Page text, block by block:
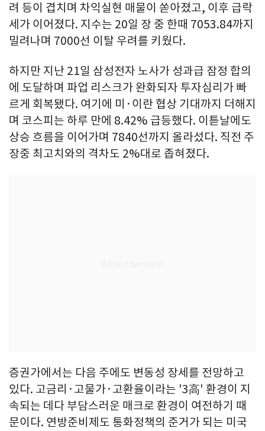
려 등이 겹치며 차익실현 매물이 쏟아졌고, 이후 급락
세가 이어졌다. 지수는 20일 장 중 한때 7053.84까지
밀려나며 7000선 이탈 우려를 키웠다.
하지만 지난 21일 삼성전자 노사가 성과급 잠정 합의
에 도달하며 파업 리스크가 완화되자 투자심리가 빠
르게 회복됐다. 여기에 미·이란 협상 기대까지 더해지
며 코스피는 하루 만에 8.42% 급등했다. 이튿날에도
상승 흐름을 이어가며 7840선까지 올라섰다. 직전 주
장중 최고치와의 격차도 2%대로 좁혀졌다.
증권가에서는 다음 주에도 변동성 장세를 전망하고
있다. 고금리·고물가·고환율이라는 '3高' 환경이 지
속되는 데다 부담스러운 매크로 환경이 여전하기 때
문이다. 연방준비제도 통화정책의 준거가 되는 미국